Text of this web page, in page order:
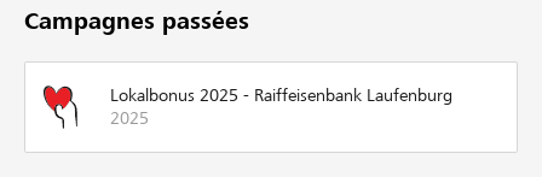
Campagnes passées
Lokalbonus 2025 - Raiffeisenbank Laufenburg
2025